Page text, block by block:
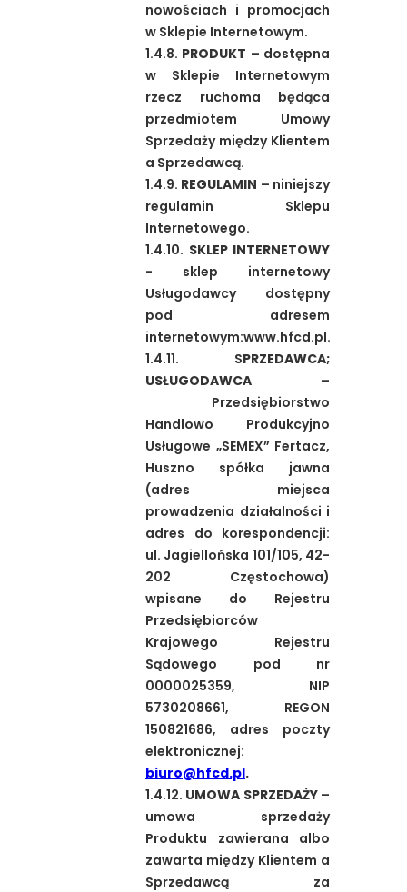
nowościach i promocjach
w Sklepie Internetowym.
1.4.8. PRODUKT – dostępna
w Sklepie Internetowym
rzecz ruchoma będąca
przedmiotem Umowy
Sprzedaży między Klientem
a Sprzedawcą.
1.4.9. REGULAMIN – niniejszy
regulamin Sklepu
Internetowego.
1.4.10. SKLEP INTERNETOWY
- sklep internetowy
Usługodawcy dostępny
pod adresem
internetowym:www.hfcd.pl.
1.4.11. SPRZEDAWCA;
USŁUGODAWCA –
Przedsiębiorstwo
Handlowo Produkcyjno
Usługowe „SEMEX” Fertacz,
Huszno spółka jawna
(adres miejsca
prowadzenia działalności i
adres do korespondencji:
ul. Jagiellońska 101/105, 42-
202 Częstochowa)
wpisane do Rejestru
Przedsiębiorców
Krajowego Rejestru
Sądowego pod nr
0000025359, NIP
5730208661, REGON
150821686, adres poczty
elektronicznej:
biuro@hfcd.pl.
1.4.12. UMOWA SPRZEDAŻY–
umowa sprzedaży
Produktu zawierana albo
zawarta między Klientem a
Sprzedawcą za